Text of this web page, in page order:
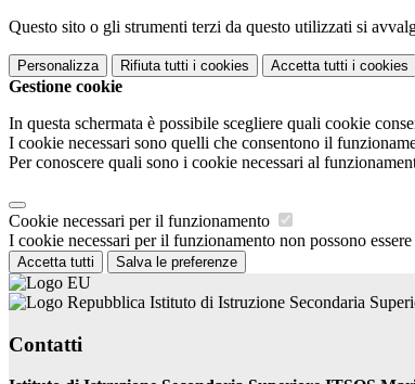
Questo sito o gli strumenti terzi da questo utilizzati si
Personalizza Rifiuta tutti i cookies Accetta tutti i cookies
Gestione cookie
In questa schermata è possibile scegliere quali cookie
I cookie necessari sono quelli che consentono il
Per conoscere quali sono i cookie necessari al
Cookie necessari per il funzionamento
I cookie necessari per il funzionamento non possono
Accetta tutti Salva le preferenze
Istituto di Istruzione Secondaria
Contatti